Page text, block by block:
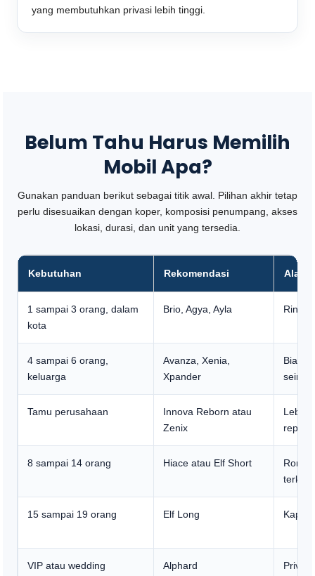
yang membutuhkan privasi lebih tinggi.
Belum Tahu Harus Memilih
Mobil Apa?
Gunakan panduan berikut sebagai titik awal. Pilihan akhir tetap
perlu disesuaikan dengan koper, komposisi penumpang, akses
lokasi, durasi, dan unit yang tersedia.
Kebutuhan Rekomendasi
1 sampai 3 orang, dalam
kota
Brio, Agya, Ayla
4 sampai 6 orang,
keluarga
Avanza, Xenia,
Xpander
Biaya
Tamu perusahaan
Innova Reborn atau
Zenix
Lebih
8 sampai 14 orang Hiace atau Elf Short
15 sampai 19 orang Elf Long
VIP atau wedding Alphard